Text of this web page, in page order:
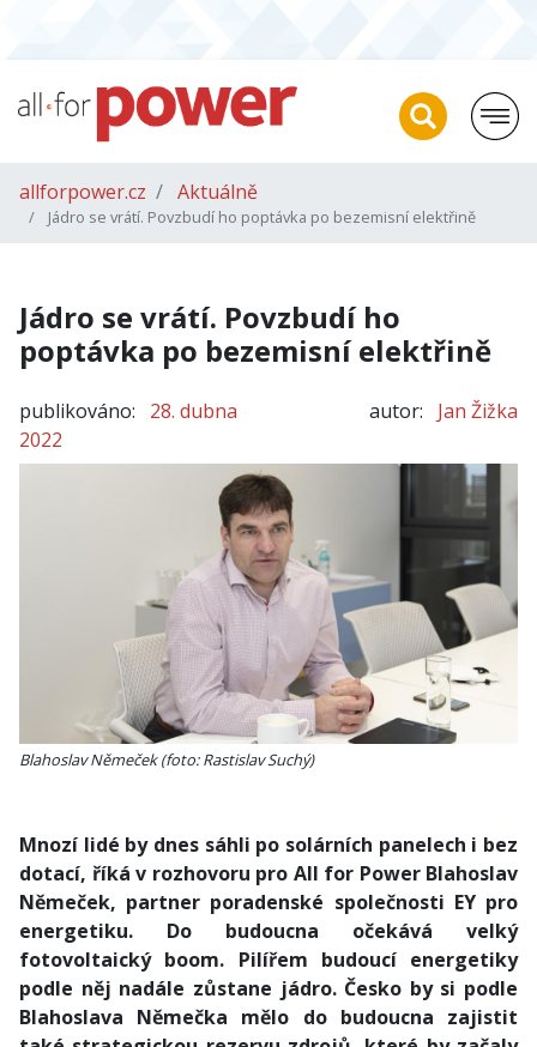
allforpower.cz Aktuálně
Jádro se vrátí. Povzbudí ho poptávka po bezemisní elektřině
Jádro se vrátí. Povzbudí ho
poptávka po bezemisní elektřině
publikováno:
28. dubna
2022
autor: Jan Žižka
Blahoslav Němeček (foto: Rastislav Suchý)
Mnozí lidé by dnes sáhli po solárních panelech i bez
dotací, říká v rozhovoru pro All for Power Blahoslav
Němeček, partner poradenské společnosti EY pro
energetiku. Do budoucna očekává velký
fotovoltaický boom. Pilířem budoucí energetiky
podle něj nadále zůstane jádro. Česko by si podle
Blahoslava Němečka mělo do budoucna zajistit